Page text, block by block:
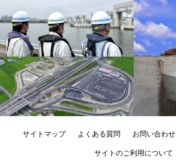
サイトマップ よくある質問 お問い合わせ
サイトのご利用について